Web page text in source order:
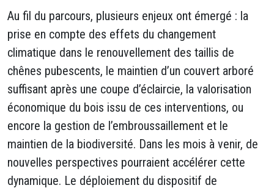
Au fil du parcours, plusieurs enjeux ont émergé : la
prise en compte des effets du changement
climatique dans le renouvellement des taillis de
chênes pubescents, le maintien d’un couvert arboré
suffisant après une coupe d’éclaircie, la valorisation
économique du bois issu de ces interventions, ou
encore la gestion de l’embroussaillement et le
maintien de la biodiversité. Dans les mois à venir, de
nouvelles perspectives pourraient accélérer cette
dynamique. Le déploiement du dispositif de